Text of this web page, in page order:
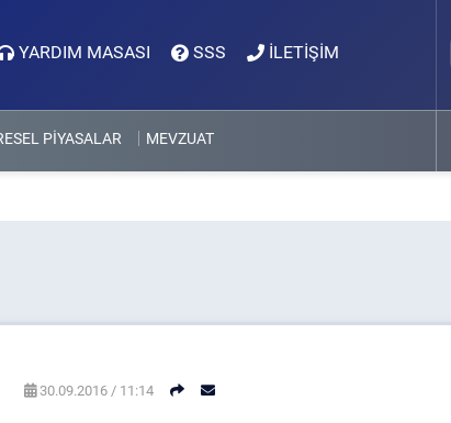
YARDIM MASASI SSS İLETİŞİM
PİYASALAR MEVZUAT
30.09.2016 / 11:14